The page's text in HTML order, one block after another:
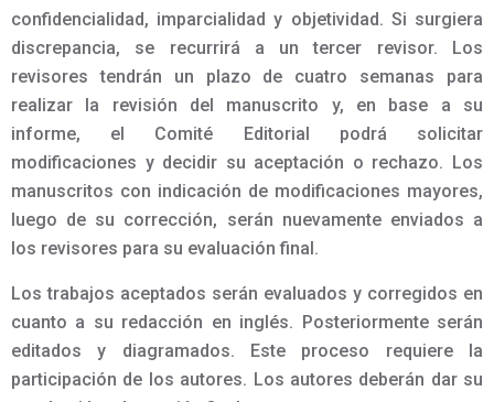
confidencialidad, imparcialidad y objetividad. Si surgiera
discrepancia, se recurrirá a un tercer revisor. Los
revisores tendrán un plazo de cuatro semanas para
realizar la revisión del manuscrito y, en base a su
informe, el Comité Editorial podrá solicitar
modificaciones y decidir su aceptación o rechazo. Los
manuscritos con indicación de modificaciones mayores,
luego de su corrección, serán nuevamente enviados a
los revisores para su evaluación final.
Los trabajos aceptados serán evaluados y corregidos en
cuanto a su redacción en inglés. Posteriormente serán
editados y diagramados. Este proceso requiere la
participación de los autores. Los autores deberán dar su